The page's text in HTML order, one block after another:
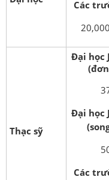
Các
Thạc sỹ
Đại học
Đại học
Các